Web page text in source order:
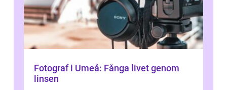
Fotograf i Umeå: Fånga livet genom
linsen